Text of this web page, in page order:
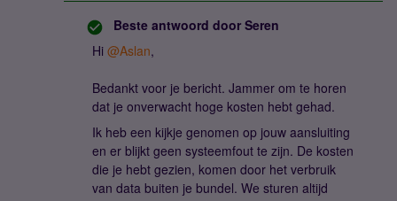
Beste antwoord door Seren
Hi ​ @Aslan,
Bedankt voor je bericht. Jammer om te horen
dat je onverwacht hoge kosten hebt gehad.
Ik heb een kijkje genomen op jouw aansluiting
en er blijkt geen systeemfout te zijn. De kosten
die je hebt gezien, komen door het verbruik
van data buiten je bundel. We sturen altijd